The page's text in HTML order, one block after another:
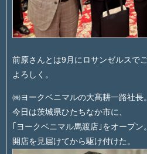
前原さんとは9月にロサンゼルスでご
よろしく。
㈱ヨークベニマルの大髙耕一路社長。
今日は茨城県ひたちなか市に、
｢ヨークベニマル馬渡店｣をオープン。
開店を見届けてから駆け付けた。